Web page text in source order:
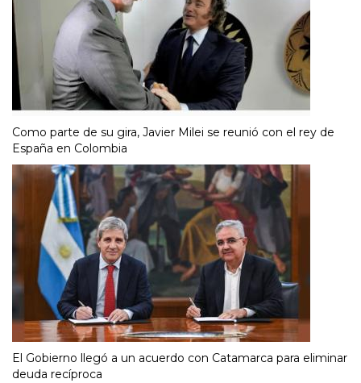
Como parte de su gira, Javier Milei se reunió con el rey de
España en Colombia
El Gobierno llegó a un acuerdo con Catamarca para eliminar
deuda recíproca